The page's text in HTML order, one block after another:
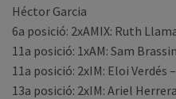
Héctor Garcia
6a posició: 2xAMIX: Ruth
11a posició: 1xAM: Sam
11a posició: 2xIM: Eloi Verdés
13a posició: 2xIM: Ariel